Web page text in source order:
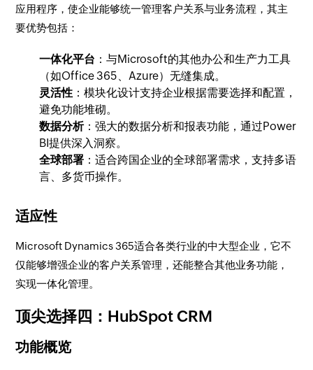
应用程序，使企业能够统一管理客户关系与业务流程，其主
要优势包括：
一体化平台 ：与Microsoft的其他办公和生产力工具
（如Office 365、Azure）无缝集成。
灵活性 ：模块化设计支持企业根据需要选择和配置，
避免功能堆砌。
数据分析：强大的数据分析和报表功能，通过Power
BI提供深入洞察。
全球部署 ：适合跨国企业的全球部署需求，支持多语
言、多货币操作。
适应性
Microsoft Dynamics 365适合各类行业的中大型企业，它不
仅能够增强企业的客户关系管理，还能整合其他业务功能，
实现一体化管理。
顶尖选择四：HubSpot CRM
功能概览